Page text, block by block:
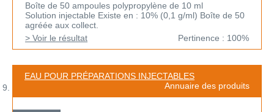
Boîte de 50 ampoules polypropylène de 10 ml
Solution injectable Existe en : 10% (0,1 g/ml) Boîte de 50
agréée aux collect.
> Voir le résultat
Pertinence : 100%
EAU POUR PRÉPARATIONS INJECTABLES
Annuaire des produits